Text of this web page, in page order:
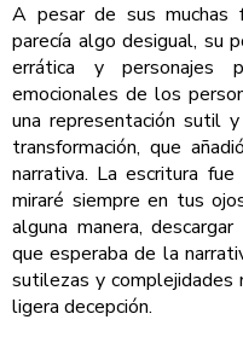
A pesar de sus muchas
parecía algo desigual, su
errática y personajes
emocionales de los
una representación sutil
transformación, que
narrativa. La escritura
miraré siempre en tus
alguna manera,
que esperaba de la
sutilezas y complejidades
ligera decepción.